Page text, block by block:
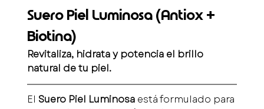
Suero Piel Luminosa (Antiox +
Biotina)
Revitaliza, hidrata y potencia el brillo
natural de tu piel.
El Suero Piel Luminosa está formulado para